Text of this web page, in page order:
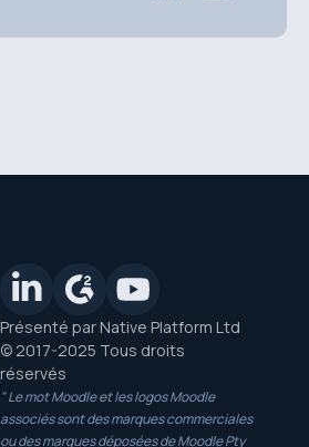
Présenté par Native Platform Ltd
© 2017-2025 Tous droits
réservés
" Le mot Moodle et les logos Moodle
associés sont des marques commerciales
ou des marques déposées de Moodle Pty